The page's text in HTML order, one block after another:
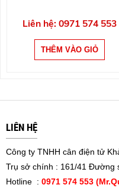
Liên hệ: 0971 574 553
LIÊN HỆ
Công ty TNHH cân điện tử
Trụ sở chính : 161/41 Đường
Hotline : 0971 574 553